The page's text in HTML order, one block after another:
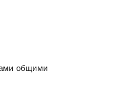
общими